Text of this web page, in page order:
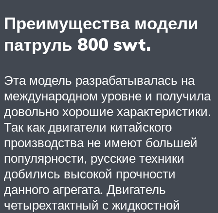
Преимущества модели
патруль 800 swt.
Эта модель разрабатывалась на
международном уровне и получила
довольно хорошие характеристики.
Так как двигатели китайского
производства не имеют большей
популярности, русские техники
добились высокой прочности
данного агрегата. Двигатель
четырехтактный с жидкостной